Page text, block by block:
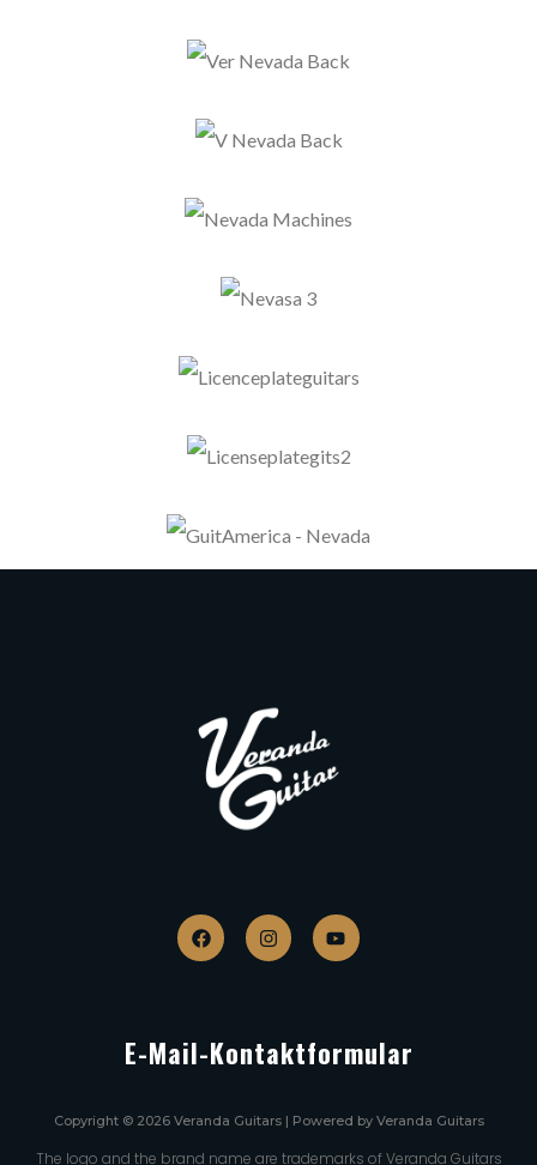
E-Mail-Kontaktformular
Copyright © 2026 Veranda Guitars | Powered by Veranda Guitars
The logo and the brand name are trademarks of Veranda Guitars